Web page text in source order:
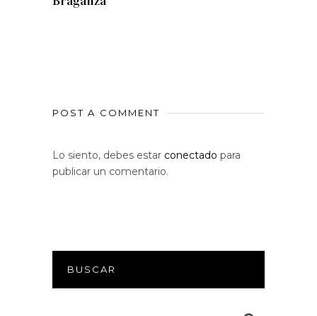
POST A COMMENT
Lo siento, debes estar conectado para
publicar un comentario.
BUSCAR